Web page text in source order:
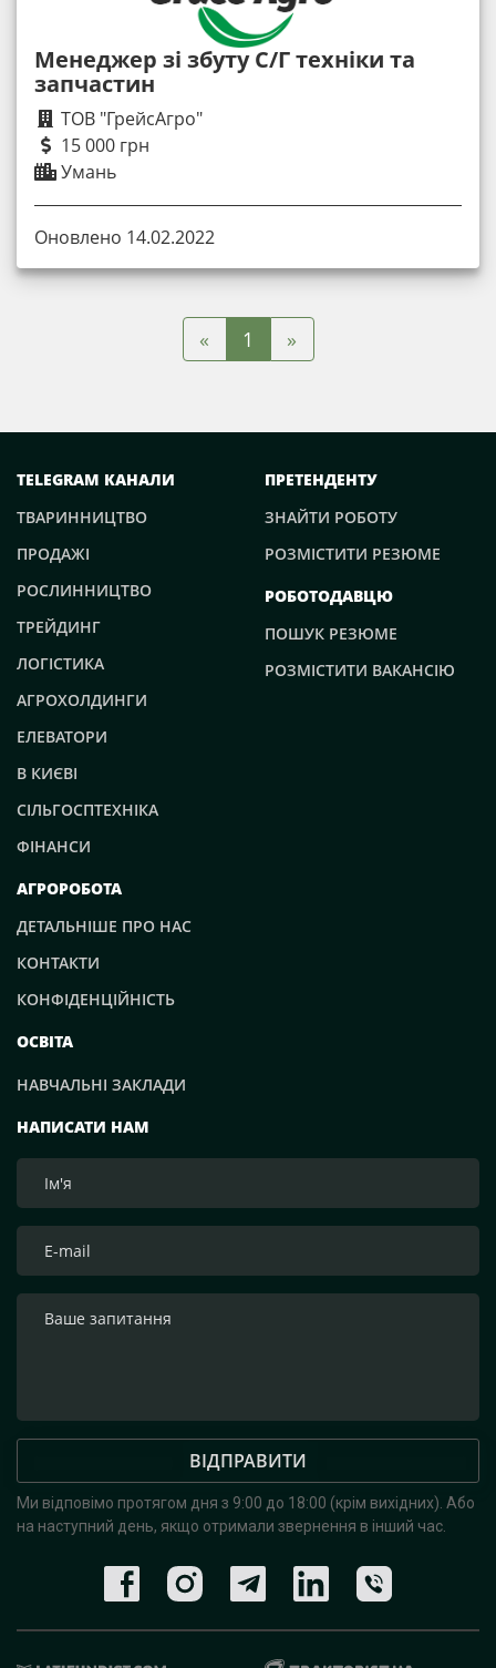
Менеджер зі збуту С/Г техніки та
запчастин
ТОВ "ГрейсАгро"
15 000 грн
Умань
Оновлено 14.02.2022
« 1 »
НАПИСАТИ НАМ
ВІДПРАВИТИ
Ми відповімо протягом дня з 9:00 до 18:00 (крім вихідних). Або
на наступний день, якщо отримали звернення в інший час.
TELEGRAM КАНАЛИ
ТВАРИННИЦТВО
ПРОДАЖІ
РОСЛИННИЦТВО
ТРЕЙДИНГ
ЛОГІСТИКА
АГРОХОЛДИНГИ
ЕЛЕВАТОРИ
В КИЄВІ
СІЛЬГОСПТЕХНІКА
ФІНАНСИ
ПРЕТЕНДЕНТУ
ЗНАЙТИ РОБОТУ
РОЗМІСТИТИ РЕЗЮМЕ
РОБОТОДАВЦЮ
ПОШУК РЕЗЮМЕ
РОЗМІСТИТИ ВАКАНСІЮ
АГРОРОБОТА
ДЕТАЛЬНІШЕ ПРО НАС
КОНТАКТИ
КОНФІДЕНЦІЙНІСТЬ
ОСВІТА
НАВЧАЛЬНІ ЗАКЛАДИ